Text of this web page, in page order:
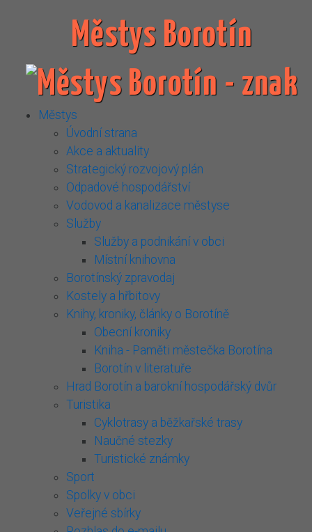
Městys Borotín
Městys
Úvodní strana
Akce a aktuality
Strategický rozvojový plán
Odpadové hospodářství
Vodovod a kanalizace městyse
Služby
Služby a podnikání v obci
Místní knihovna
Borotínský zpravodaj
Kostely a hřbitovy
Knihy, kroniky, články o Borotíně
Obecní kroniky
Kniha - Paměti městečka Borotína
Borotín v literatuře
Hrad Borotín a barokní hospodářský dvůr
Turistika
Cyklotrasy a běžkařské trasy
Naučné stezky
Turistické známky
Sport
Spolky v obci
Veřejné sbírky